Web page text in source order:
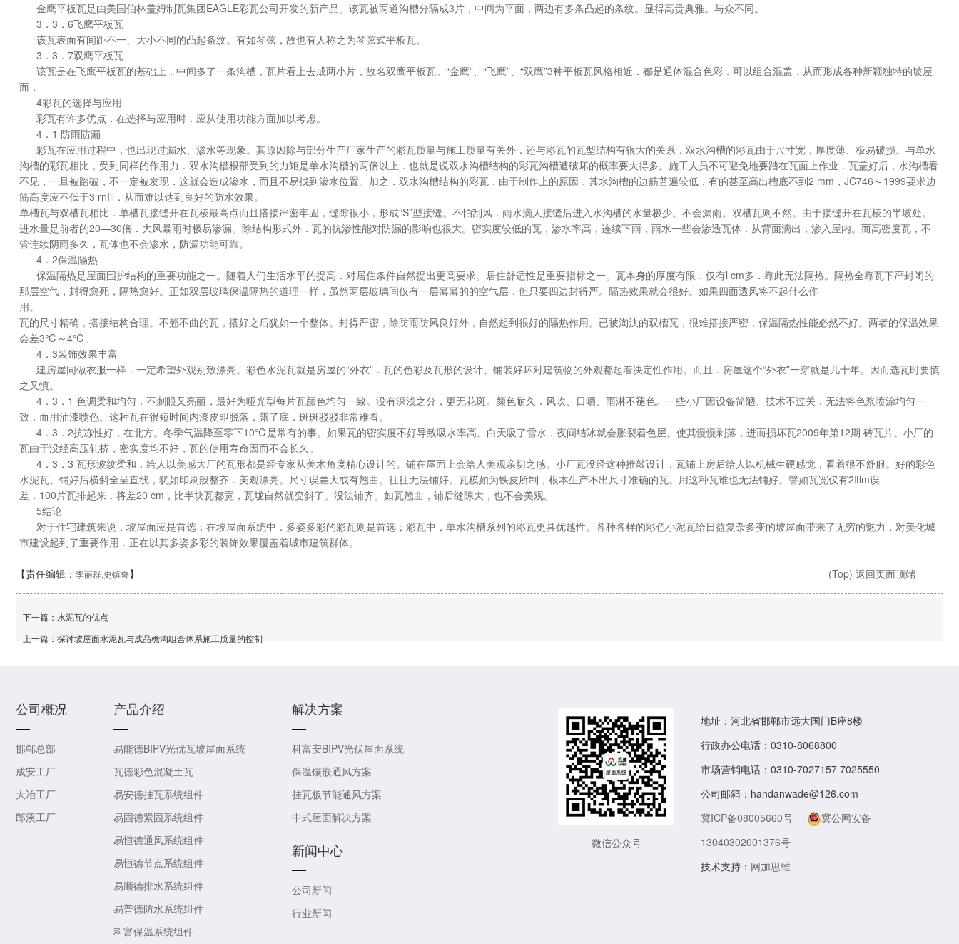
金鹰平板瓦是由美国伯林盖姆制瓦集团EAGLE彩瓦公司开发的新产品。该瓦被两道沟槽分隔成3片，中间为平面，两边有多条凸起的条纹。显得高贵典雅。与众不同。
3．3．6飞鹰平板瓦
该瓦表面有间距不一、大小不同的凸起条纹。有如琴弦，故也有人称之为琴弦式平板瓦。
3．3．7双鹰平板瓦
该瓦是在飞鹰平板瓦的基础上．中间多了一条沟槽，瓦片看上去成两小片，故名双鹰平板瓦。“金鹰”、“飞鹰”、“双鹰”3种平板瓦风格相近．都是通体混合色彩．可以组合混盖．从而形成各种新颖独特的坡屋
面．
4彩瓦的选择与应用
彩瓦有许多优点．在选择与应用时．应从使用功能方面加以考虑。
4．1 防雨防漏
彩瓦在应用过程中，也出现过漏水、渗水等现象。其原因除与部分生产厂家生产的彩瓦质量与施工质量有关外．还与彩瓦的瓦型结构有很大的关系．双水沟槽的彩瓦由于尺寸宽，厚度薄、极易破损。与单水
沟槽的彩瓦相比，受到同样的作用力．双水沟槽根部受到的力矩是单水沟槽的两倍以上．也就是说双水沟槽结构的彩瓦沟槽遭破坏的概率要大得多。施工人员不可避免地要踏在瓦面上作业．瓦盖好后，水沟槽看
不见，一旦被踏破，不一定被发现．这就会造成渗水，而且不易找到渗水位置。加之．双水沟槽结构的彩瓦，由于制作上的原因．其水沟槽的边筋普遍较低，有的甚至高出槽底不到2 mm，JC746～1999要求边
筋高度应不低于3 rnIll．从而难以达到良好的防水效果。
单槽瓦与双槽瓦相比．单槽瓦接缝开在瓦棱最高点而且搭接严密牢固，缝隙很小，形成“S”型接缝。不怕刮风．雨水滴人接缝后进入水沟槽的水量极少。不会漏雨。双槽瓦则不然。由于接缝开在瓦棱的半坡处。
进水量是前者的20—30倍．大风暴雨时极易渗漏。除结构形式外．瓦的抗渗性能对防漏的影响也很大。密实度较低的瓦，渗水率高，连续下雨，雨水一些会渗透瓦体．从背面滴出，渗入屋内。而高密度瓦，不
管连续阴雨多久，瓦体也不会渗水，防漏功能可靠。
4．2保温隔热
保温隔热是屋面围护结构的重要功能之一。随着人们生活水平的提高．对居住条件自然提出更高要求。居住舒适性是重要指标之一。瓦本身的厚度有限．仅有l cm多．靠此无法隔热。隔热全靠瓦下严封闭的
那层空气，封得愈死，隔热愈好。正如双层玻璃保温隔热的道理一样，虽然两层玻璃间仅有一层薄薄的的空气层．但只要四边封得严。隔热效果就会很好。如果四面透风将不起什么作
用。
瓦的尺寸精确，搭接结构合理。不翘不曲的瓦，搭好之后犹如一个整体。封得严密，除防雨防风良好外，自然起到很好的隔热作用。已被淘汰的双槽瓦，很难搭接严密，保温隔热性能必然不好。两者的保温效果
会差3℃～4℃。
4．3装饰效果丰富
建房屋同做衣服一样．一定希望外观别致漂亮。彩色水泥瓦就是房屋的“外衣”．瓦的色彩及瓦形的设计、铺装好坏对建筑物的外观都起着决定性作用。而且．房屋这个“外衣”一穿就是几十年。因而选瓦时要慎
之又慎。
4．3．1 色调柔和均匀．不刺眼又亮丽，最好为哑光型每片瓦颜色均匀一致。没有深浅之分，更无花斑。颜色耐久．风吹、日晒、雨淋不褪色。一些小厂因设备简陋、技术不过关．无法将色浆喷涂均匀一
致，而用油漆喷色。这种瓦在很短时间内漆皮即脱落，露了底．斑斑驳驳非常难看。
4．3．2抗冻性好，在北方。冬季气温降至零下10℃是常有的事。如果瓦的密实度不好导致吸水率高。白天吸了雪水．夜间结冰就会胀裂着色层。使其慢慢剥落，进而损坏瓦2009年第12期 砖瓦片。小厂的
瓦由于没经高压轧挤，密实度均不好，瓦的使用寿命因而不会长久。
4．3．3 瓦形波纹柔和，给人以美感大厂的瓦形都是经专家从美术角度精心设计的。铺在屋面上会给人美观亲切之感。小厂瓦没经这种推敲设计．瓦铺上房后给人以机械生硬感觉，看着很不舒服。好的彩色
水泥瓦。铺好后横斜全呈直线，犹如印刷般整齐．美观漂亮。尺寸误差大或有翘曲。往往无法铺好。瓦模如为铁皮所制，根本生产不出尺寸准确的瓦。用这种瓦谁也无法铺好。譬如瓦宽仅有2Ⅱlm误
差．100片瓦排起来．将差20 cm，比半块瓦都宽，瓦垅自然就变斜了。没法铺齐。如瓦翘曲，铺后缝隙大，也不会美观。
5结论
对于住宅建筑来说．坡屋面应是首选：在坡屋面系统中．多姿多彩的彩瓦则是首选；彩瓦中，单水沟槽系列的彩瓦更具优越性。各种各样的彩色小泥瓦给日益复杂多变的坡屋面带来了无穷的魅力．对美化城
市建设起到了重要作用．正在以其多姿多彩的装饰效果覆盖着城市建筑群体。
【责任编辑： 李丽群,史镇奇】 (Top) 返回页面顶端
下一篇： 水泥瓦的优点
上一篇： 探讨坡屋面水泥瓦与成品檐沟组合体系施工质量的控制
公司概况
邯郸总部
成安工厂
大冶工厂
郎溪工厂
产品介绍
易能德BIPV光优瓦坡屋面系统
瓦德彩色混凝土瓦
易安德挂瓦系统组件
易固德紧固系统组件
易恒德通风系统组件
易恒德节点系统组件
易顺德排水系统组件
易普德防水系统组件
科富保温系统组件
解决方案
科富安BIPV光伏屋面系统
保温镶嵌通风方案
挂瓦板节能通风方案
中式屋面解决方案
新闻中心
公司新闻
行业新闻
微信公众号
地址：河北省邯郸市远大国门B座8楼
行政办公电话：0310-8068800
市场营销电话：0310-7027157 7025550
公司邮箱：handanwade@126.com
冀ICP备08005660号
冀公网安备
13040302001376号
技术支持： 网加思维